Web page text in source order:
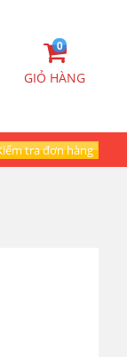
0
GIỎ HÀNG
tra đơn hàng